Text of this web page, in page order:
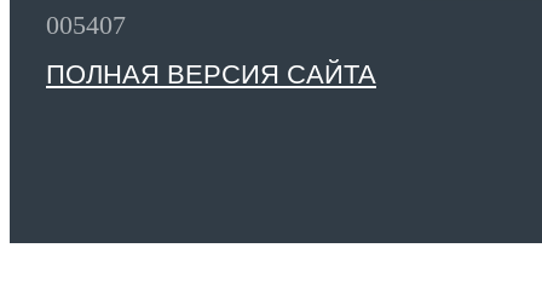
005407
ПОЛНАЯ ВЕРСИЯ САЙТА